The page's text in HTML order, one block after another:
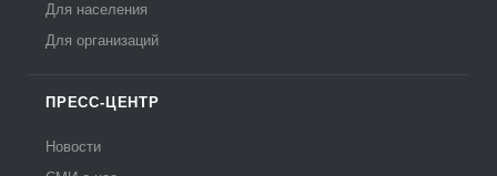
Для населения
Для организаций
ПРЕСС-ЦЕНТР
Новости